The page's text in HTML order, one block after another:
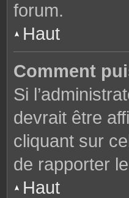
forum.
Haut
Comment
Si
devrait être
cliquant sur
de rapporter
Haut